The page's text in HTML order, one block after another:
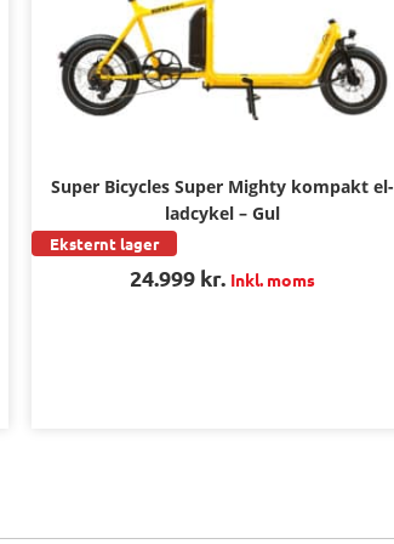
Super Bicycles Super Mighty kompakt el-
ladcykel – Gul
Eksternt lager
24.999 kr. Inkl. moms